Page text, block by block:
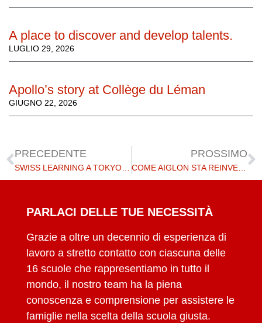
A place to discover and develop talents.
LUGLIO 29, 2026
Apollo’s story at Collège du Léman
GIUGNO 22, 2026
PRECEDENTE
SWISS LEARNING A TOKYO IL 5 NOVEMBRE 2023
PROSSIMO
COME AIGLON STA REINVENTANDO L'ISTRUZIONE NELL'ERA DIGITALE
PARLACI DELLE TUE NECESSITÀ
Grazie a oltre un decennio di esperienza di
lavoro a stretto contatto con ciascuna delle
16 scuole che rappresentiamo in tutto il
mondo, il nostro team ha la piena
conoscenza e comprensione per assistere le
famiglie nella scelta della scuola giusta.